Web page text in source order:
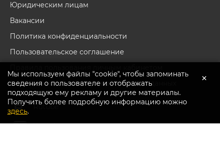
Перейти в каталог
Юридическим лицам
Вакансии
Политика конфиденциальности
Пользовательское соглашение
Согласие на обработку персональных данных
Rutube
Youtube
Мы используем файлы "cookie", чтобы запоминать
сведения о пользователе и отображать
подходящую ему рекламу и другие материалы.
Получить более подробную информацию можно
здесь.
×